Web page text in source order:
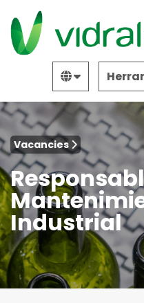
Vacancies
Industrial